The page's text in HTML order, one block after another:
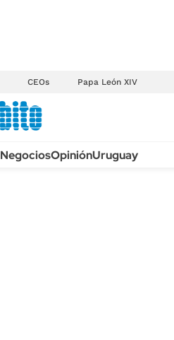
CEOs Papa León XIV
NegociosOpiniónUruguay